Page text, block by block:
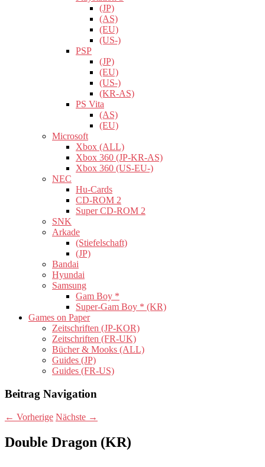
(JP)
(AS)
(EU)
(US-)
PSP
(JP)
(EU)
(US-)
(KR-AS)
PS Vita
(AS)
(EU)
Microsoft
Xbox (ALL)
Xbox 360 (JP-KR-AS)
Xbox 360 (US-EU-)
NEC
Hu-Cards
CD-ROM 2
Super CD-ROM 2
SNK
Arkade
(Stiefelschaft)
(JP)
Bandai
Hyundai
Samsung
Gam Boy *
Super-Gam Boy * (KR)
Games on Paper
Zeitschriften (JP-KOR)
Zeitschriften (FR-UK)
Bücher & Mooks (ALL)
Guides (JP)
Guides (FR-US)
Beitrag Navigation
← Vorherige Nächste →
Double Dragon (KR)